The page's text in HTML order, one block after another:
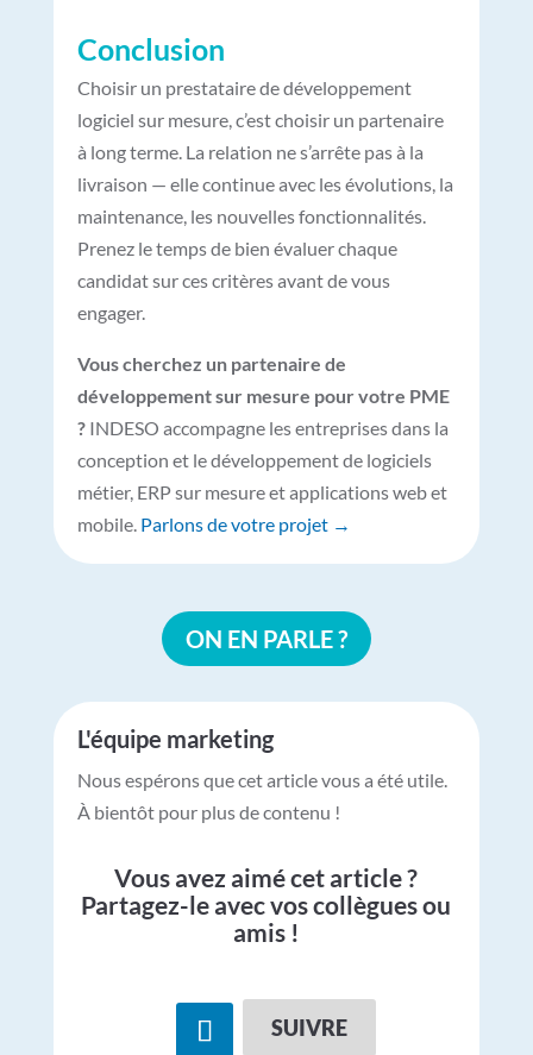
Conclusion
Choisir un prestataire de développement
logiciel sur mesure, c’est choisir un partenaire
à long terme. La relation ne s’arrête pas à la
livraison — elle continue avec les évolutions, la
maintenance, les nouvelles fonctionnalités.
Prenez le temps de bien évaluer chaque
candidat sur ces critères avant de vous
engager.
Vous cherchez un partenaire de
développement sur mesure pour votre PME
?INDESO accompagne les entreprises dans la
conception et le développement de logiciels
métier, ERP sur mesure et applications web et
mobile. Parlons de votre projet →
ON EN PARLE ?
L'équipe marketing
Nous espérons que cet article vous a été utile.
À bientôt pour plus de contenu !
Vous avez aimé cet article ?
Partagez-le avec vos collègues ou
amis !
SUIVRE